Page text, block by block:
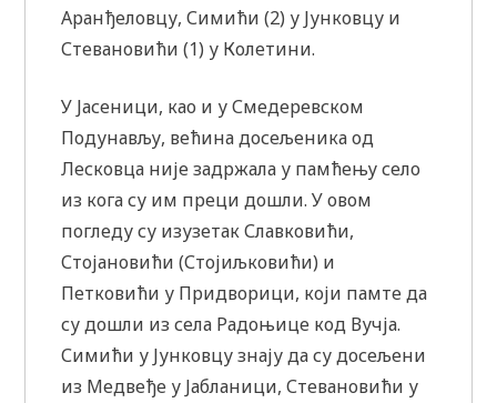
Аранђеловцу, Симићи (2) у Јунковцу и
Стевановићи (1) у Колетини.
У Јасеници, као и у Смедеревском
Подунављу, већина досељеника од
Лесковца није задржала у памћењу село
из кога су им преци дошли. У овом
погледу су изузетак Славковићи,
Стојановићи (Стојиљковићи) и
Петковићи у Придворици, који памте да
су дошли из села Радоњице код Вучја.
Симићи у Јунковцу знају да су досељени
из Медвеђе у Јабланици, Стевановићи у